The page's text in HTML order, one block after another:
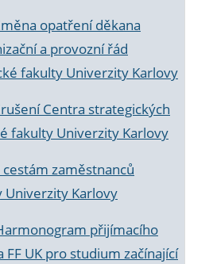
opatření děkana
a provozní řád
fakulty Univerzity Karlovy
Centra strategických
fakulty Univerzity Karlovy
cestám zaměstnanců
Univerzity Karlovy
přijímacího
UK pro studium začínající